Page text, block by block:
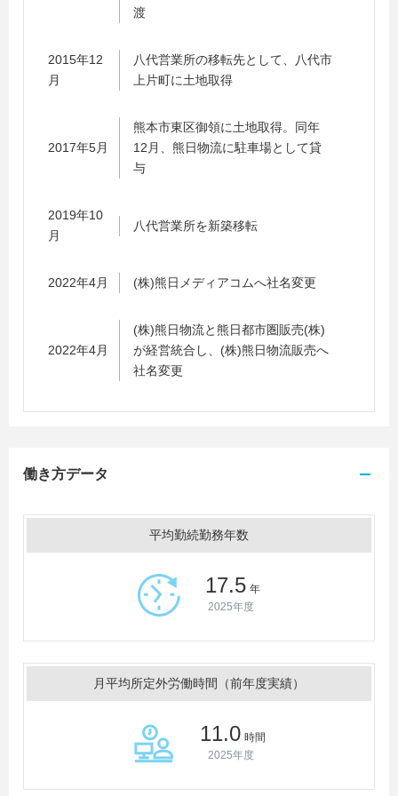
渡
2015年12
月
八代営業所の移転先として、八代市
上片町に土地取得
2017年5月
熊本市東区御領に土地取得。同年
12月、熊日物流に駐車場として貸
与
2019年10
月
八代営業所を新築移転
2022年4月 (株)熊日メディアコムへ社名変更
2022年4月
(株)熊日物流と熊日都市圏販売(株)
が経営統合し、(株)熊日物流販売へ
社名変更
働き方データ
平均勤続勤務年数
17.5 年
2025年度
月平均所定外労働時間（前年度実績）
11.0 時間
2025年度